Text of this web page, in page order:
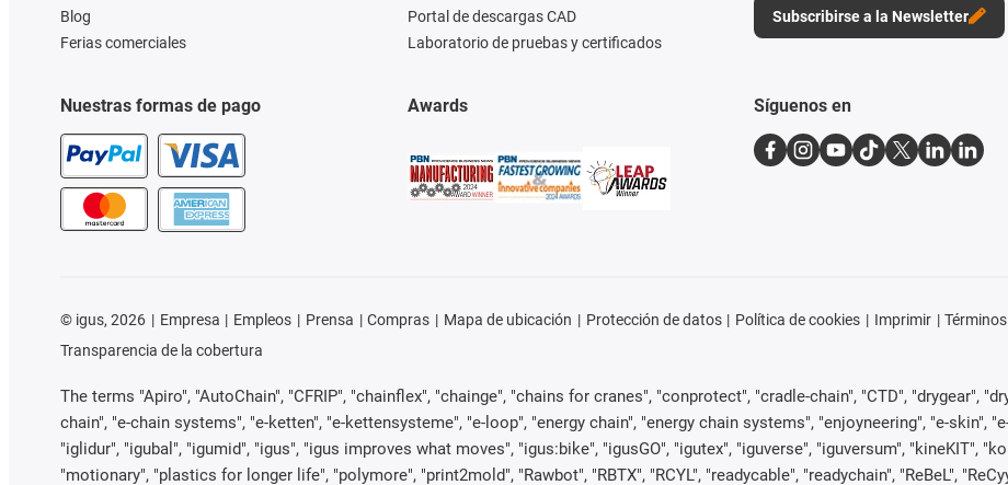
Blog
Ferias comerciales
Nuestras formas de pago
Portal de descargas CAD
Laboratorio de pruebas y certificados
Awards
Subscribirse a la Newsletter
Síguenos en
© igus, 2026 Empresa Empleos Prensa Compras Mapa de ubicación Protección de datos Política de cookies Imprimir
Transparencia de la cobertura
The terms "Apiro", "AutoChain", "CFRIP", "chainflex", "chainge", "chains for cranes", "conprotect", "cradle-chain", "CTD", "drygear",
chain", "e-chain systems", "e-ketten", "e-kettensysteme", "e-loop", "energy chain", "energy chain systems", "enjoyneering", "e-skin",
"iglidur", "igubal", "igumid", "igus", "igus improves what moves", "igus:bike", "igusGO", "igutex", "iguverse", "iguversum", "kineKIT",
"motionary", "plastics for longer life", "polymore", "print2mold", "Rawbot", "RBTX", "RCYL", "readycable", "readychain", "ReBeL",